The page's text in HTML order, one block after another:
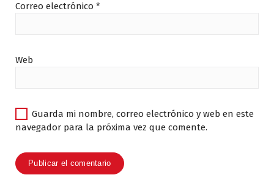
Correo electrónico *
Web
Guarda mi nombre, correo electrónico y web en este
navegador para la próxima vez que comente.